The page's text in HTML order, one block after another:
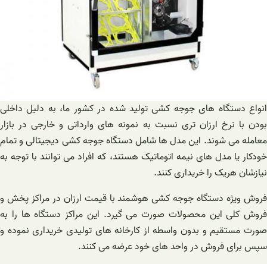
انواع دستگاه های جوجه کشی تولید شده در کشور ما، به دلیل داخلی
بودن با نرخ ارزان تری نسبت به نمونه های وارداتی و خارجی در بازار
معامله می شوند. این مدل ها شامل دستگاه جوجه کشی دیجیتالی و تمام
خودکار یا مدل های نیمه اتوماتیک هستند، که افراد می توانند با توجه به
نیازشان هریک را خریداری کنند.
فروش ویژه دستگاه جوجه کشی هوشمند با قیمت ارزان در مراکز پخش و
فروش کلی این محصولات صورت می گیرد. این مراکز دستگاه ها را به
صورت مستقیم و بدون واسطه از کارخانه های تولیدی خریداری نموده و
سپس برای فروش در واحد های خود عرضه می کنند.